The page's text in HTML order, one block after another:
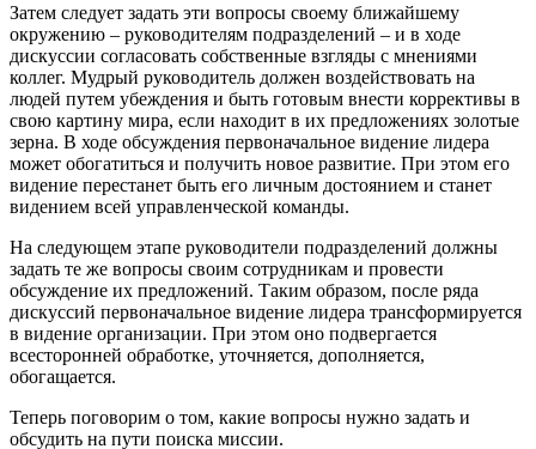
Затем следует задать эти вопросы своему ближайшему
окружению – руководителям подразделений – и в ходе
дискуссии согласовать собственные взгляды с мнениями
коллег. Мудрый руководитель должен воздействовать на
людей путем убеждения и быть готовым внести коррективы в
свою картину мира, если находит в их предложениях золотые
зерна. В ходе обсуждения первоначальное видение лидера
может обогатиться и получить новое развитие. При этом его
видение перестанет быть его личным достоянием и станет
видением всей управленческой команды.
На следующем этапе руководители подразделений должны
задать те же вопросы своим сотрудникам и провести
обсуждение их предложений. Таким образом, после ряда
дискуссий первоначальное видение лидера трансформируется
в видение организации. При этом оно подвергается
всесторонней обработке, уточняется, дополняется,
обогащается.
Теперь поговорим о том, какие вопросы нужно задать и
обсудить на пути поиска миссии.